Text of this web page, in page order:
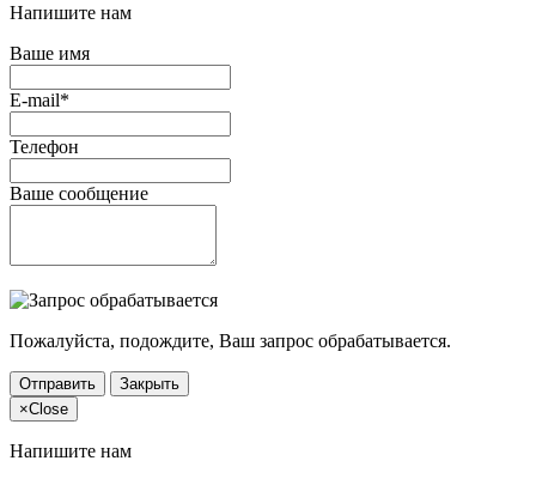
Напишите нам
Ваше имя
E-mail*
Телефон
Ваше сообщение
Пожалуйста, подождите, Ваш запрос обрабатывается.
Отправить
Закрыть
×Close
Напишите нам